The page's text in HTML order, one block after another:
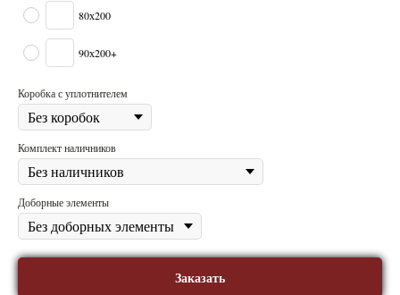
80х200
90х200+
Коробка с уплотнителем
Комплект наличников
Доборные элементы
Заказать